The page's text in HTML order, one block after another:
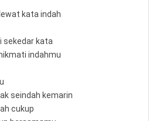
kata indah
sekedar kata
indahmu
seindah kemarin
cukup